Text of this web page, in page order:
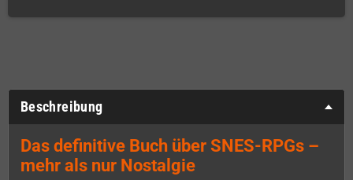
Beschreibung
Das definitive Buch über SNES-RPGs –
mehr als nur Nostalgie